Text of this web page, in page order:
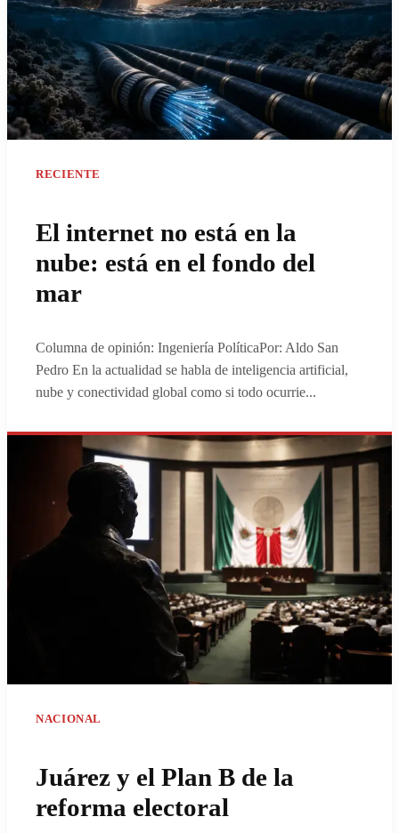
RECIENTE
El internet no está en la
nube: está en el fondo del
mar
Columna de opinión: Ingeniería PolíticaPor: Aldo San
Pedro En la actualidad se habla de inteligencia artificial,
nube y conectividad global como si todo ocurrie...
NACIONAL
Juárez y el Plan B de la
reforma electoral